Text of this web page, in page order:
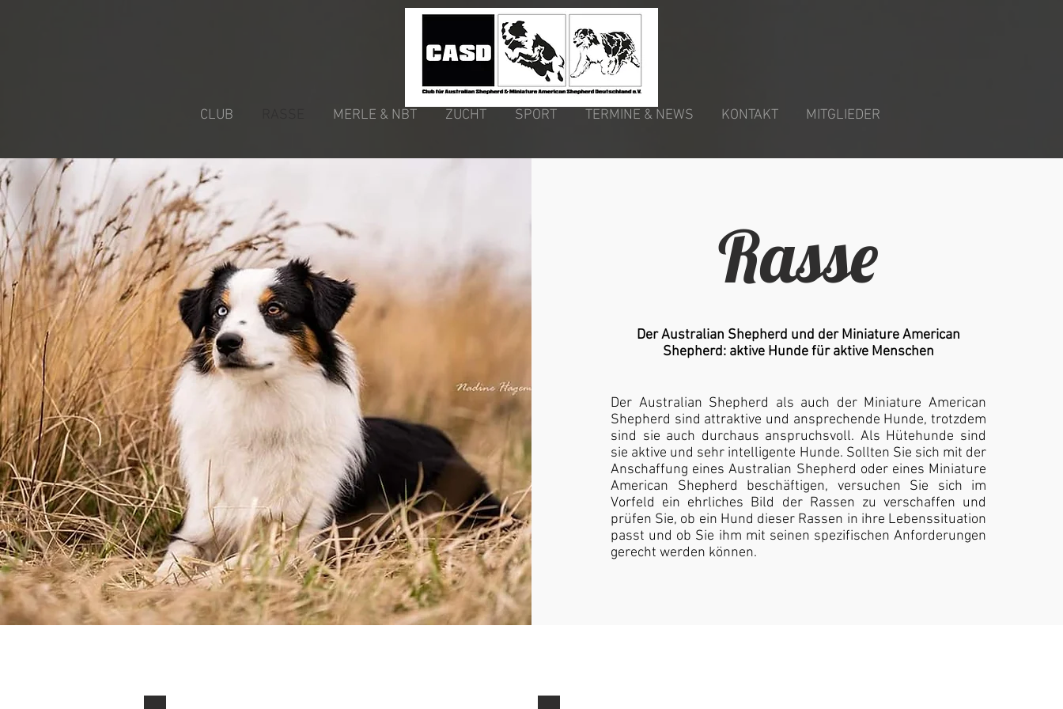
CLUB MERLE & NBT ZUCHT SPORT TERMINE & NEWS KONTAKT MITGLIEDER
Rasse
Der Australian Shepherd und der Miniature American
Shepherd: aktive Hunde für aktive Menschen
Der Australian Shepherd als auch der Miniature American
Shepherd sind attraktive und ansprechende Hunde, trotzdem
sind sie auch durchaus anspruchsvoll. Als Hütehunde sind
sie aktive und sehr intelligente Hunde. Sollten Sie sich mit der
Anschaffung eines Australian Shepherd oder eines Miniature
American Shepherd beschäftigen, versuchen Sie sich im
Vorfeld ein ehrliches Bild der Rassen zu verschaffen und
prüfen Sie, ob ein Hund dieser Rassen in ihre Lebenssituation
passt und ob Sie ihm mit seinen spezifischen Anforderungen
gerecht werden können.